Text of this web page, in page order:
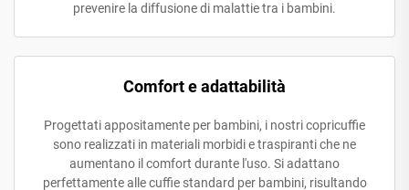
prevenire la diffusione di malattie tra i bambini.
Comfort e adattabilità
Progettati appositamente per bambini, i nostri copricuffie
sono realizzati in materiali morbidi e traspiranti che ne
aumentano il comfort durante l'uso. Si adattano
perfettamente alle cuffie standard per bambini, risultando